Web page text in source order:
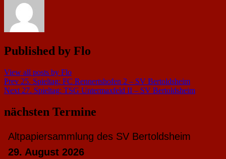
Published by Flo
View all posts by Flo
Beitragsnavigation
Prev 25. Spieltag: FC Rennertshofen 2 – SV Bertoldsheim
Next 27. Spieltag: TSG Untermaxfeld II – SV Bertoldsheim
nächsten Termine
Altpapiersammlung des SV Bertoldsheim
29. August 2026